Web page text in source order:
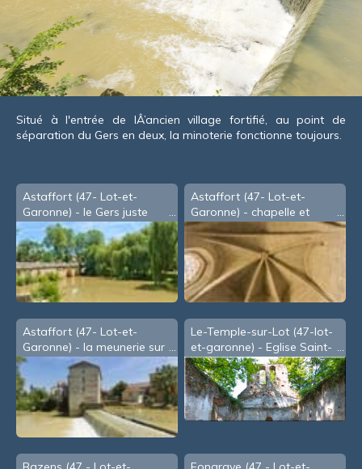
Situé à l'entrée de lÂ’ancien village fortifié, au point de
séparation du Gers en deux, la minoterie fonctionne toujours.
Astaffort (47- Lot-et-
Garonne) - le Gers juste
avant la minoterie
Astaffort (47- Lot-et-
Garonne) - chapelle et
église Ste Geneviève
Astaffort (47- Lot-et-
Garonne) - la meunerie sur
le Gers
Le-Temple-sur-Lot (47-lot-
et-garonne) - Eglise Saint-
Germain